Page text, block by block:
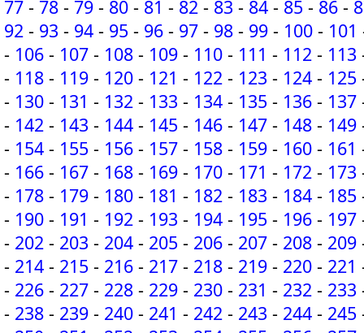
77 - 78 - 79 - 80 - 81 - 82 - 83 - 84 - 85 - 86 -
92 - 93 - 94 - 95 - 96 - 97 - 98 - 99 - 100 - 101
- 106 - 107 - 108 - 109 - 110 - 111 - 112 - 113
- 118 - 119 - 120 - 121 - 122 - 123 - 124 - 125
- 130 - 131 - 132 - 133 - 134 - 135 - 136 - 137
- 142 - 143 - 144 - 145 - 146 - 147 - 148 - 149
- 154 - 155 - 156 - 157 - 158 - 159 - 160 - 161
- 166 - 167 - 168 - 169 - 170 - 171 - 172 - 173
- 178 - 179 - 180 - 181 - 182 - 183 - 184 - 185
- 190 - 191 - 192 - 193 - 194 - 195 - 196 - 197
- 202 - 203 - 204 - 205 - 206 - 207 - 208 - 209
- 214 - 215 - 216 - 217 - 218 - 219 - 220 - 221
- 226 - 227 - 228 - 229 - 230 - 231 - 232 - 233
- 238 - 239 - 240 - 241 - 242 - 243 - 244 - 245